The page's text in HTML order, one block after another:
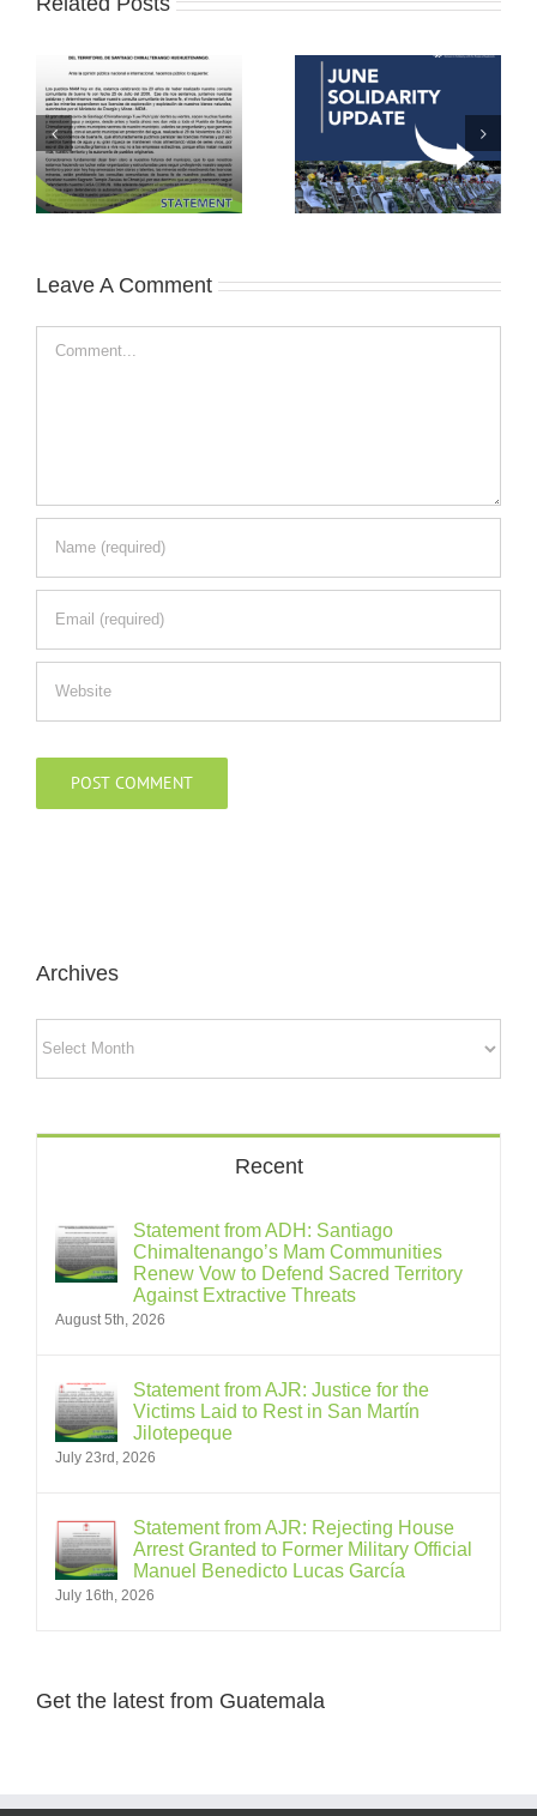
Leave A Comment
Archives
Recent
Statement from ADH: Santiago
Chimaltenango’s Mam Communities
Renew Vow to Defend Sacred Territory
Against Extractive Threats
August 5th, 2026
Statement from AJR: Justice for the
Victims Laid to Rest in San Martín
Jilotepeque
July 23rd, 2026
Statement from AJR: Rejecting House
Arrest Granted to Former Military Official
Manuel Benedicto Lucas García
July 16th, 2026
Get the latest from Guatemala